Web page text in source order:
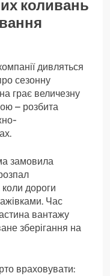
коливань
дивляться
сезонну
грає величезну
– розбита
замовила
коли дороги
Час
вантажу
зберігання на
враховувати: